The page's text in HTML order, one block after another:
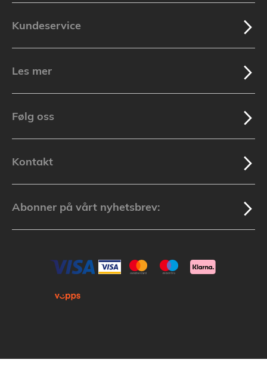
Kundeservice
Les mer
Følg oss
Kontakt
Abonner på vårt nyhetsbrev: